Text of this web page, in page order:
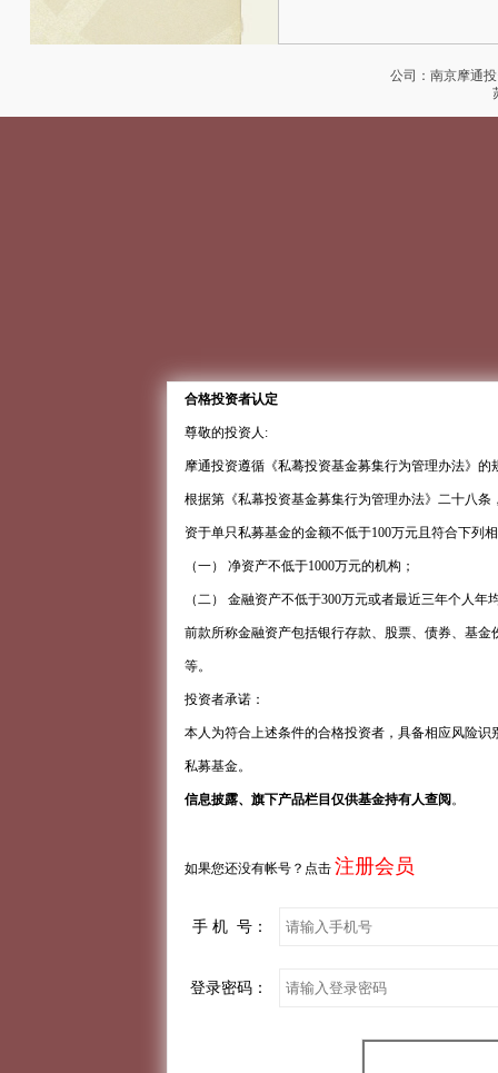
公司：南京摩通
合格投资者认定
尊敬的投资人:
摩通投资遵循《私蓦投资基金募集行为管理办法》
根据第《私幕投资基金募集行为管理办法》二十八
资于单只私募基金的金额不低于100万元且符合下列
（一） 净资产不低于1000万元的机构；
（二） 金融资产不低于300万元或者最近三年个人年
前款所称金融资产包括银行存款、股票、债券、基
等。
投资者承诺：
本人为符合上述条件的合格投资者，具备相应风险
私募基金。
信息披露、旗下产品栏目仅供基金持有人查阅。
如果您还没有帐号？点击 注册会员
手 机 号：
登录密码：